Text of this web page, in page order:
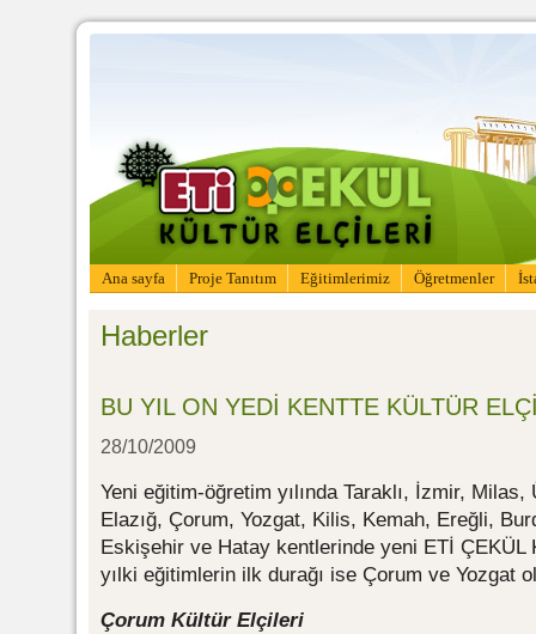
Ana sayfa Proje Tanıtım Eğitimlerimiz Öğretmenler
Haberler
BU YIL ON YEDİ KENTTE KÜLTÜR
28/10/2009
Yeni eğitim-öğretim yılında Taraklı, İzmir,
Elazığ, Çorum, Yozgat, Kilis, Kemah, Ereğli,
Eskişehir ve Hatay kentlerinde yeni ETİ
yılki eğitimlerin ilk durağı ise Çorum ve Yozgat
Çorum Kültür Elçileri